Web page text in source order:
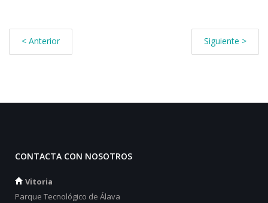
< Anterior Siguiente >
CONTACTA CON NOSOTROS
Vitoria
Parque Tecnológico de Álava